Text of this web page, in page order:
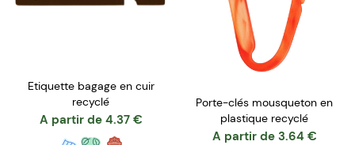
Etiquette bagage en cuir
recyclé
A partir de 4.37 €
Porte-clés mousqueton en
plastique recyclé
A partir de 3.64 €